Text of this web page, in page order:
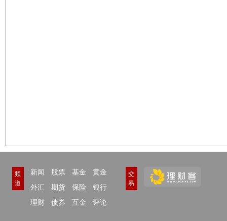
频
道
新闻 股票 基金
黄金
外汇
期货 保险
银行
理财
债券 互金 评论
交
易